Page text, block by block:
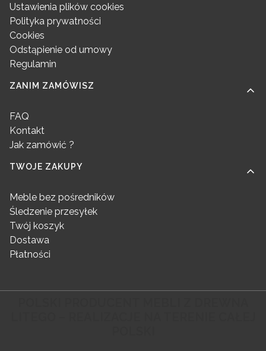
Ustawienia plików cookies
Polityka prywatności
Cookies
Odstąpienie od umowy
Regulamin
ZANIM ZAMÓWISZ
FAQ
Kontakt
Jak zamówić ?
TWOJE ZAKUPY
Meble bez pośredników
Śledzenie przesyłek
Twój koszyk
Dostawa
Płatności